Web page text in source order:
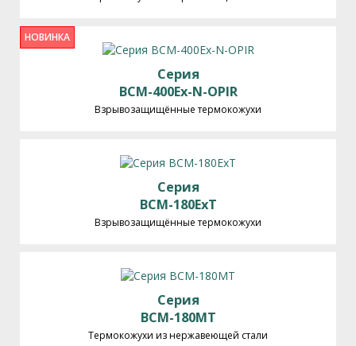
Серия
BCM-400Ex-N-OPIR
Взрывозащищённые термокожухи
НОВИНКА
Серия
BCM-180ExT
Взрывозащищённые термокожухи
Серия
BCM-180MT
Термокожухи из нержавеющей стали